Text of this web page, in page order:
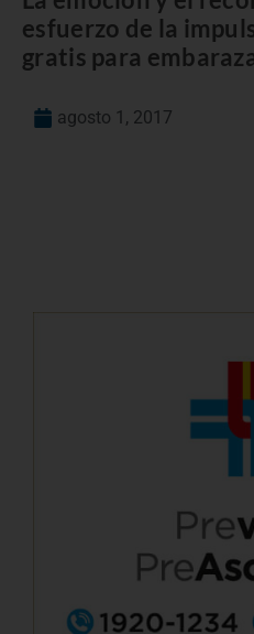
esfuerzo de la
gratis para
agosto 1, 2017